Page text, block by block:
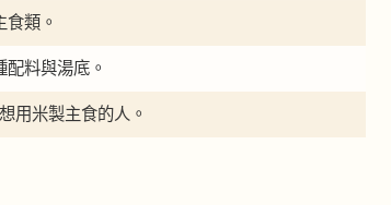
類。
料與湯底。
用米製主食的人。